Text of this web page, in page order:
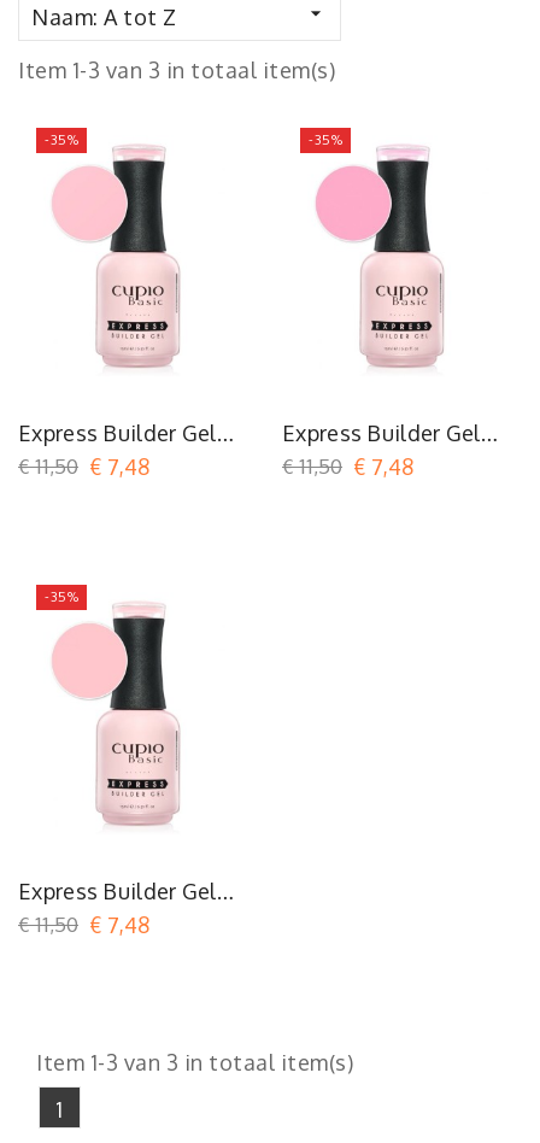
Naam: A tot Z

Item 1-3 van 3 in totaal item(s)
-35%
Express Builder Gel
Cupio Basic - French
€ 11,50 € 7,48
-35%
Express Builder Gel
Cupio Basic - Primrose
€ 11,50 € 7,48
-35%
Express Builder Gel
Cupio Basic - Warm
€ 11,50 € 7,48
Item 1-3 van 3 in totaal item(s)
1